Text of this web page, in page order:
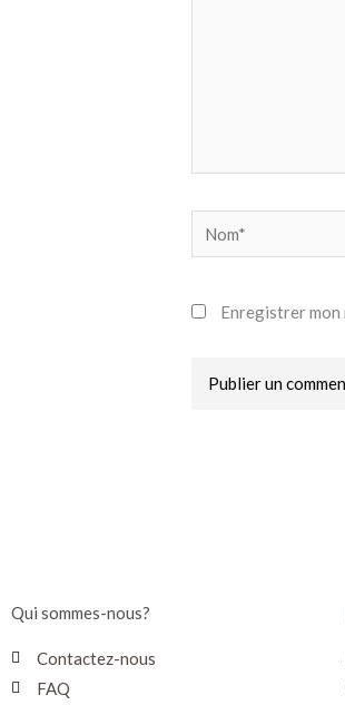
Nom*
Enregistrer mon
Qui sommes-nous?
Contactez-nous
FAQ